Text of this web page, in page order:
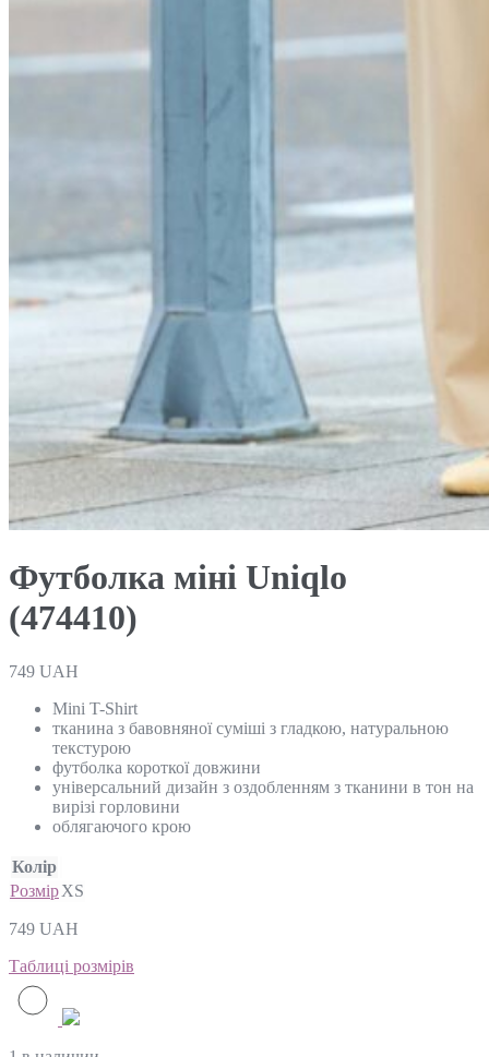
Футболка міні Uniqlo
(474410)
749 UAH
Mini T-Shirt
тканина з бавовняної суміші з гладкою, натуральною
текстурою
футболка короткої довжини
універсальний дизайн з оздобленням з тканини в тон на
вирізі горловини
облягаючого крою
Колір
РозмірXS
749 UAH
Таблиці розмірів